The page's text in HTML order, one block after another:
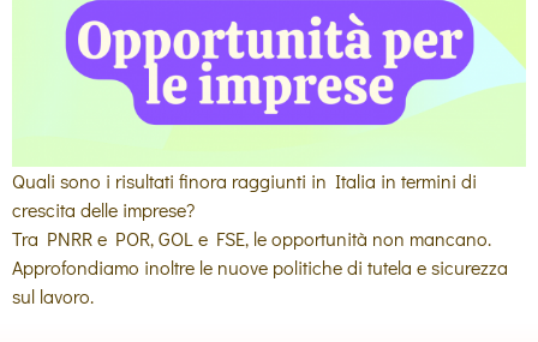
Quali sono i risultati finora raggiunti in Italia in termini di
crescita delle imprese?
Tra PNRR e POR, GOL e FSE, le opportunità non mancano.
Approfondiamo inoltre le nuove politiche di tutela e sicurezza
sul lavoro.